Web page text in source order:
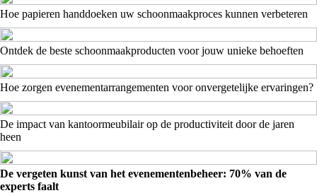
Hoe papieren handdoeken uw schoonmaakproces kunnen verbeteren
Ontdek de beste schoonmaakproducten voor jouw unieke behoeften
Hoe zorgen evenementarrangementen voor onvergetelijke ervaringen?
De impact van kantoormeubilair op de productiviteit door de jaren
heen
De vergeten kunst van het evenementenbeheer: 70% van de
experts faalt